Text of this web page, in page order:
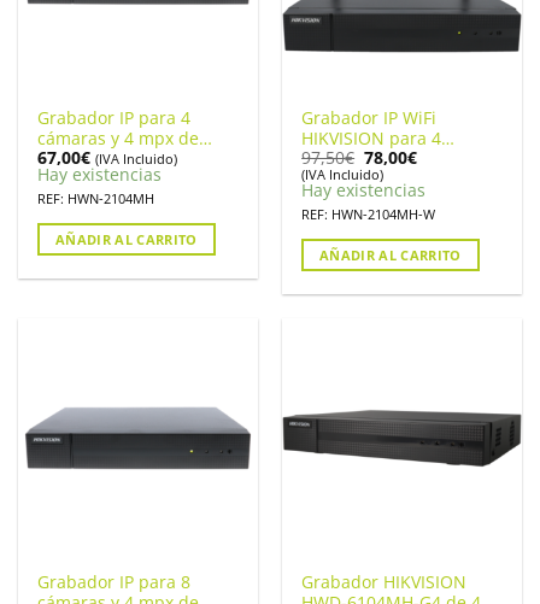
Grabador IP para 4
cámaras y 4 mpx de
resolución, Hikvision
HWN-2104MH
67,00€ (IVA Incluido)
Hay existencias
REF: HWN-2104MH
AÑADIR AL CARRITO
Grabador IP WiFi
HIKVISION para 4
cámaras y 4 mpx de
resolución. HWN-
2104MH-W.
97,50€ El
precio
original
era:
97,50€.
78,00€El
precio
actual
es:
78,00€.
(IVA Incluido)
Hay existencias
REF: HWN-2104MH-W
AÑADIR AL CARRITO
Grabador IP para 8
Grabador HIKVISION